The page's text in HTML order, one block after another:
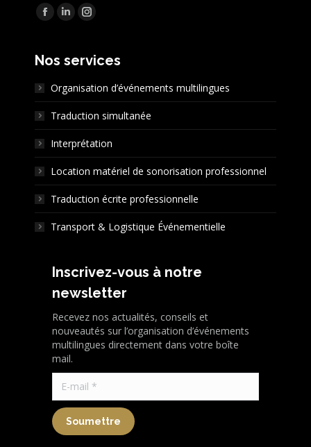
Trouvez nous sur :
Facebook
opens
new
window
LinkedIn
opens
new
window
Instagram
opens
new
window
Nos services
Organisation d’événements multilingues
Traduction simultanée
Interprétation
Location matériel de sonorisation professionnel
Traduction écrite professionnelle
Transport & Logistique Événementielle
Inscrivez-vous à notre
newsletter
Recevez nos actualités, conseils et
nouveautés sur l’organisation d’événements
multilingues directement dans votre boîte
mail.
Soumettre